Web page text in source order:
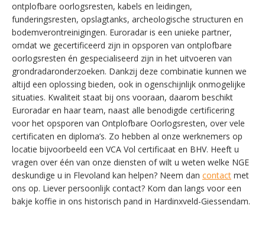
ontplofbare oorlogsresten, kabels en leidingen,
funderingsresten, opslagtanks, archeologische structuren en
bodemverontreinigingen. Euroradar is een unieke partner,
omdat we gecertificeerd zijn in opsporen van ontplofbare
oorlogsresten én gespecialiseerd zijn in het uitvoeren van
grondradaronderzoeken. Dankzij deze combinatie kunnen we
altijd een oplossing bieden, ook in ogenschijnlijk onmogelijke
situaties. Kwaliteit staat bij ons vooraan, daarom beschikt
Euroradar en haar team, naast alle benodigde certificering
voor het opsporen van Ontplofbare Oorlogsresten, over vele
certificaten en diploma’s. Zo hebben al onze werknemers op
locatie bijvoorbeeld een VCA Vol certificaat en BHV. Heeft u
vragen over één van onze diensten of wilt u weten welke NGE
deskundige u in Flevoland kan helpen? Neem dan contact met
ons op. Liever persoonlijk contact? Kom dan langs voor een
bakje koffie in ons historisch pand in Hardinxveld-Giessendam.
SWITCH THE LANGUAGE